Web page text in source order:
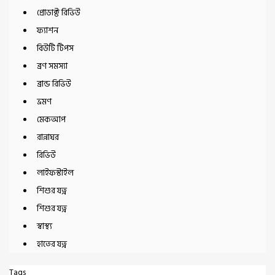
প্রোডাক্ট রিভিউ
ফ্যাশন
বিউটি টিপস
ব্রণ সমস্যা
ব্রান্ড রিভিউ
ভ্রমণ
মেকআপ
রান্নাঘর
রিভিউ
লাইফস্টাইল
শিশুর যত্ন
শিশুর যত্ন
স্বাস্থ্য
হাতের যত্ন